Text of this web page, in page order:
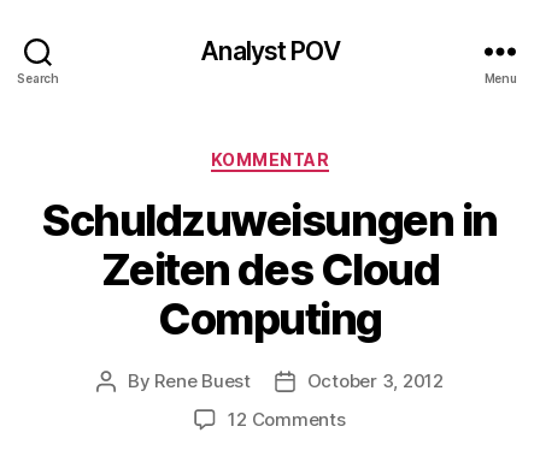
Search
Analyst POV
Menu
Categories
KOMMENTAR
Schuldzuweisungen in
Zeiten des Cloud
Computing
Post
By Rene Buest
PostOctober 3, 2012
12 Commentson